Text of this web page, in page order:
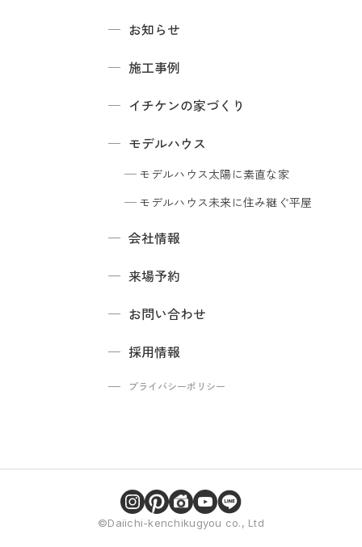
お知らせ
施工事例
イチケンの家づくり
モデルハウス
モデルハウス太陽に素直な家
モデルハウス未来に住み継ぐ平屋
会社情報
来場予約
お問い合わせ
採用情報
プライバシーポリシー
©Daiichi-kenchikugyou co., Ltd